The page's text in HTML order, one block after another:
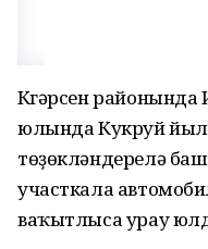
Күгәрсен
юлында Кукруй
төҙөкләндерелә
участкала
ваҡытлыса урау